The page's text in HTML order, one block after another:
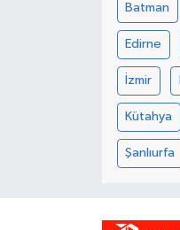
Batman
Edirne
İzmir
Kütahya
Şanlıurfa